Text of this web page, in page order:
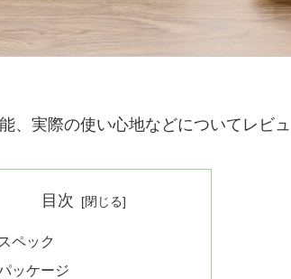
実際の使い心地などについてレビュ
目次
スペック
ッケージ